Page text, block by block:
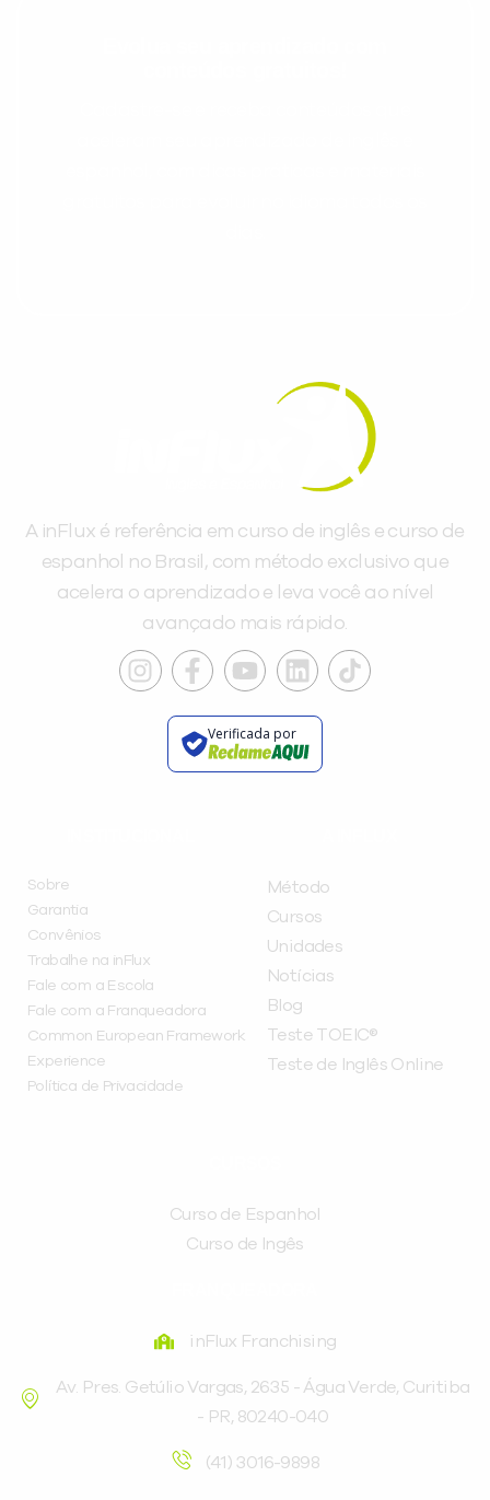
A inFlux é referência em curso de inglês e curso de
espanhol no Brasil, com método exclusivo que
acelera o aprendizado e leva você ao nível
avançado mais rápido.
Verificada por
Sobre
Garantia
Convênios
Trabalhe na inFlux
Fale com a Escola
Fale com a Franqueadora
Common European Framework
Experience
Política de Privacidade
Método
Cursos
Unidades
Notícias
Blog
Teste TOEIC®
Teste de Inglês Online
Curso de Espanhol
Curso de Ingês
inFlux Franchising
Av. Pres. Getúlio Vargas, 2635 - Água Verde, Curitiba
- PR, 80240-040
(41) 3016-9898